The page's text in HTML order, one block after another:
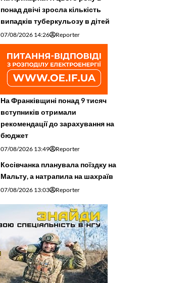
понад двічі зросла кількість
випадків туберкульозу в дітей
07/08/2026 14:26 Reporter
На Франківщині понад 9 тисяч
вступників отримали
рекомендації до зарахування на
бюджет
07/08/2026 13:49 Reporter
Косівчанка планувала поїздку на
Мальту, а натрапила на шахраїв
07/08/2026 13:03 Reporter